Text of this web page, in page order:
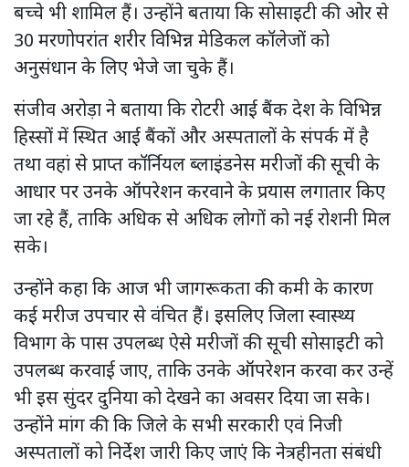
बच्चे भी शामिल हैं। उन्होंने बताया कि सोसाइटी की ओर से
30 मरणोपरांत शरीर विभिन्न मेडिकल कॉलेजों को
अनुसंधान के लिए भेजे जा चुके हैं।
संजीव अरोड़ा ने बताया कि रोटरी आई बैंक देश के विभिन्न
हिस्सों में स्थित आई बैंकों और अस्पतालों के संपर्क में है
तथा वहां से प्राप्त कॉर्नियल ब्लाइंडनेस मरीजों की सूची के
आधार पर उनके ऑपरेशन करवाने के प्रयास लगातार किए
जा रहे हैं, ताकि अधिक से अधिक लोगों को नई रोशनी मिल
सके।
उन्होंने कहा कि आज भी जागरूकता की कमी के कारण
कई मरीज उपचार से वंचित हैं। इसलिए जिला स्वास्थ्य
विभाग के पास उपलब्ध ऐसे मरीजों की सूची सोसाइटी को
उपलब्ध करवाई जाए, ताकि उनके ऑपरेशन करवा कर उन्हें
भी इस सुंदर दुनिया को देखने का अवसर दिया जा सके।
उन्होंने मांग की कि जिले के सभी सरकारी एवं निजी
अस्पतालों को निर्देश जारी किए जाएं कि नेत्रहीनता संबंधी